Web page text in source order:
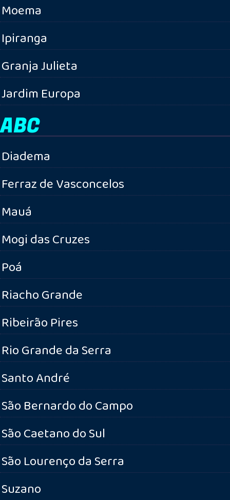
Moema
Ipiranga
Granja Julieta
Jardim Europa
ABC
Diadema
Ferraz de Vasconcelos
Mauá
Mogi das Cruzes
Poá
Riacho Grande
Ribeirão Pires
Rio Grande da Serra
Santo André
São Bernardo do Campo
São Caetano do Sul
São Lourenço da Serra
Suzano